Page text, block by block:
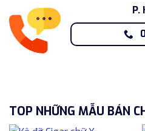
P.
TOP NHỮNG MẪU BÁN